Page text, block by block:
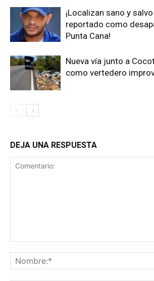
¡Localizan sano y
reportado como
Punta Cana!
Nueva vía junto a
como vertedero
DEJA UNA RESPUESTA